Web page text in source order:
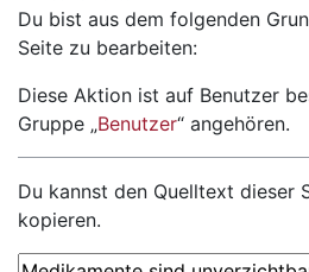
Wechseln zu:Navigation,Suche
Du bist aus dem folgenden
Seite zu bearbeiten:
Diese Aktion ist auf Benutzer
Gruppe „Benutzer“ angehören.
Du kannst den Quelltext dieser
kopieren.